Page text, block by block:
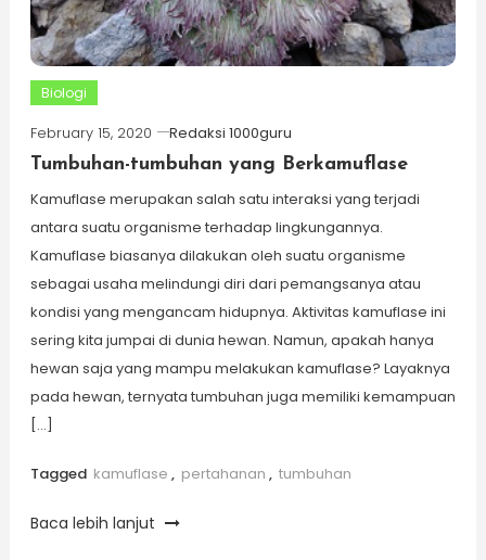
Biologi
February 15, 2020
Redaksi 1000guru
Tumbuhan-tumbuhan yang Berkamuflase
Kamuflase merupakan salah satu interaksi yang terjadi
antara suatu organisme terhadap lingkungannya.
Kamuflase biasanya dilakukan oleh suatu organisme
sebagai usaha melindungi diri dari pemangsanya atau
kondisi yang mengancam hidupnya. Aktivitas kamuflase ini
sering kita jumpai di dunia hewan. Namun, apakah hanya
hewan saja yang mampu melakukan kamuflase? Layaknya
pada hewan, ternyata tumbuhan juga memiliki kemampuan
[…]
Tagged kamuflase , pertahanan , tumbuhan
Baca lebih lanjut